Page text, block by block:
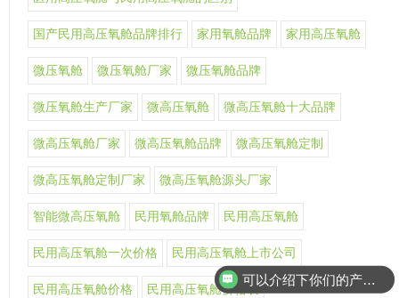
国产民用高压氧舱品牌排行 家用氧舱品牌 家用高压氧舱
微压氧舱 微压氧舱厂家 微压氧舱品牌
微压氧舱生产厂家 微高压氧舱 微高压氧舱十大品牌
微高压氧舱厂家 微高压氧舱品牌 微高压氧舱定制
微高压氧舱定制厂家 微高压氧舱源头厂家
智能微高压氧舱 民用氧舱品牌 民用高压氧舱
民用高压氧舱一次价格 民用高压氧舱上市公司
民用高压氧舱价格 民用高压氧舱价格表
可以介绍下你们的产品么